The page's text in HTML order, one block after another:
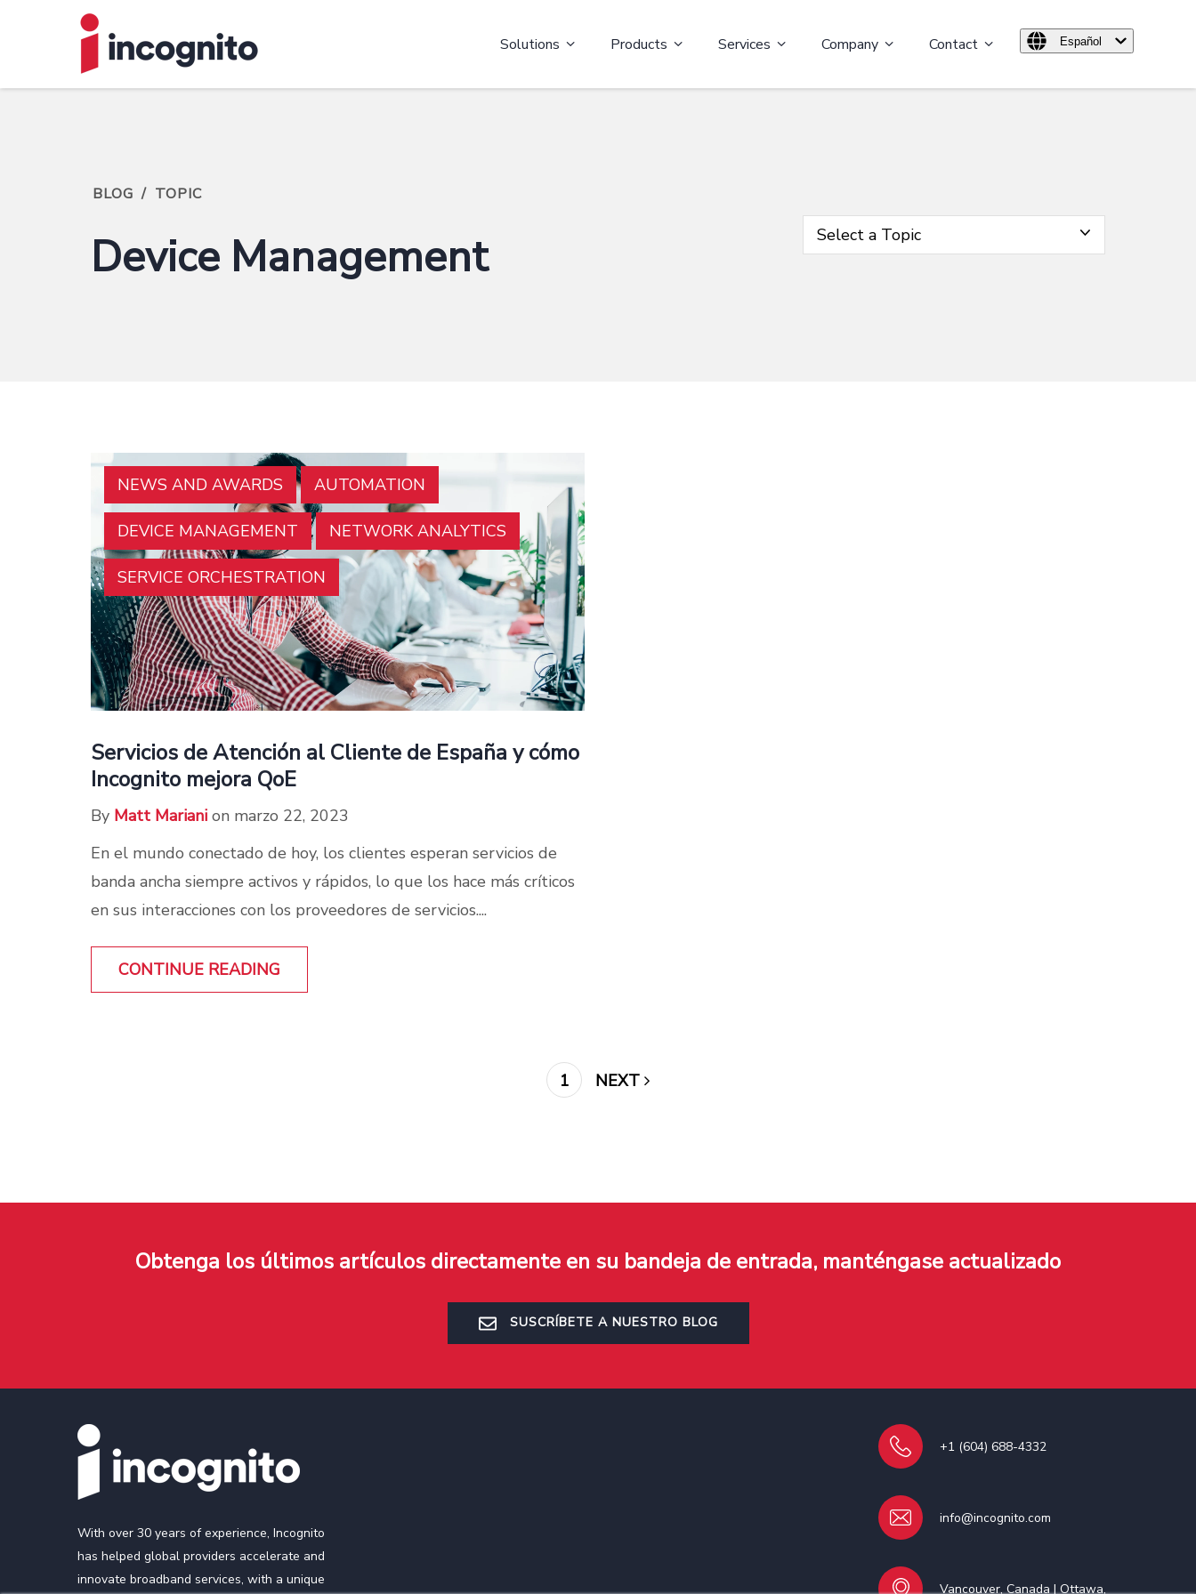
Solutions Products Services Company Contact Español
BLOG / TOPIC
Device Management Select a Topic
NEWS AND AWARDS AUTOMATION
DEVICE MANAGEMENT NETWORK ANALYTICS
SERVICE ORCHESTRATION
Servicios de Atención al Cliente de España y cómo
Incognito mejora QoE
By Matt Mariani on marzo 22, 2023
En el mundo conectado de hoy, los clientes esperan servicios de
banda ancha siempre activos y rápidos, lo que los hace más críticos
en sus interacciones con los proveedores de servicios....
CONTINUE READING
1 NEXT
Obtenga los últimos artículos directamente en su bandeja de entrada, manténgase actualizado
SUSCRÍBETE A NUESTRO BLOG
With over 30 years of experience, Incognito
has helped global providers accelerate and
innovate broadband services, with a unique
+1 (604) 688-4332
info@incognito.com
Vancouver, Canada | Ottawa,